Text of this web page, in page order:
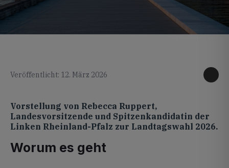
Veröffentlicht: 12. März 2026
Vorstellung von Rebecca Ruppert,
Landesvorsitzende und Spitzenkandidatin der
Linken Rheinland-Pfalz zur Landtagswahl 2026.
Worum es geht